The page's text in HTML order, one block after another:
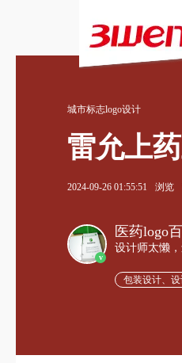
城市标志logo设计
雷允上
2024-09-26 01:55:51 浏览
v
医药logo
设计师太懒
包装设计、